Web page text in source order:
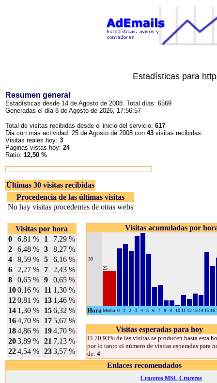
Estadísticas para
Resumen general
Estadísticas desde 14 de Agosto de 2008. Total días: 6569
Generadas el día 8 de Agosto de 2026, 17:56:57
Total de visitas recibidas desde el inicio del servicio: 617
Dia con más actividad: 25 de Agosto de 2008 con 43 visitas recibidas.
Visitas reales hoy: 3
Paginas vistas hoy: 24
Ratio: 12,50 %
Últimas 30 visitas recibidas
Procedencia de las últimas visitas
No hay visitas procedentes de otras webs
Visitas por hora
0
6,81 % 1
7,29 %
2
6,48 % 3
8,27 %
4
8,59 % 5
6,16 %
6
2,27 % 7
2,43 %
8
0,65 % 9
0,65 %
100,16 % 11 1,30 %
120,81 % 13 1,46 %
14 1,30 % 156,32 %
164,70 % 17 5,67 %
184,86 % 194,70 %
203,89 % 21 7,13 %
224,54 % 233,57 %
Visitas acumuladas por
30
25
HoraMedia 0 1 2 3 4 5 6 7 8 9 10 11 12 13 14 15 16
Visitas esperadas para hoy
El 70,93% de las visitas se producen hasta esta
por lo tanto el número de visitas esperadas para
de: 4
Enlaces recomendados
Cruceros MSC Cruceros